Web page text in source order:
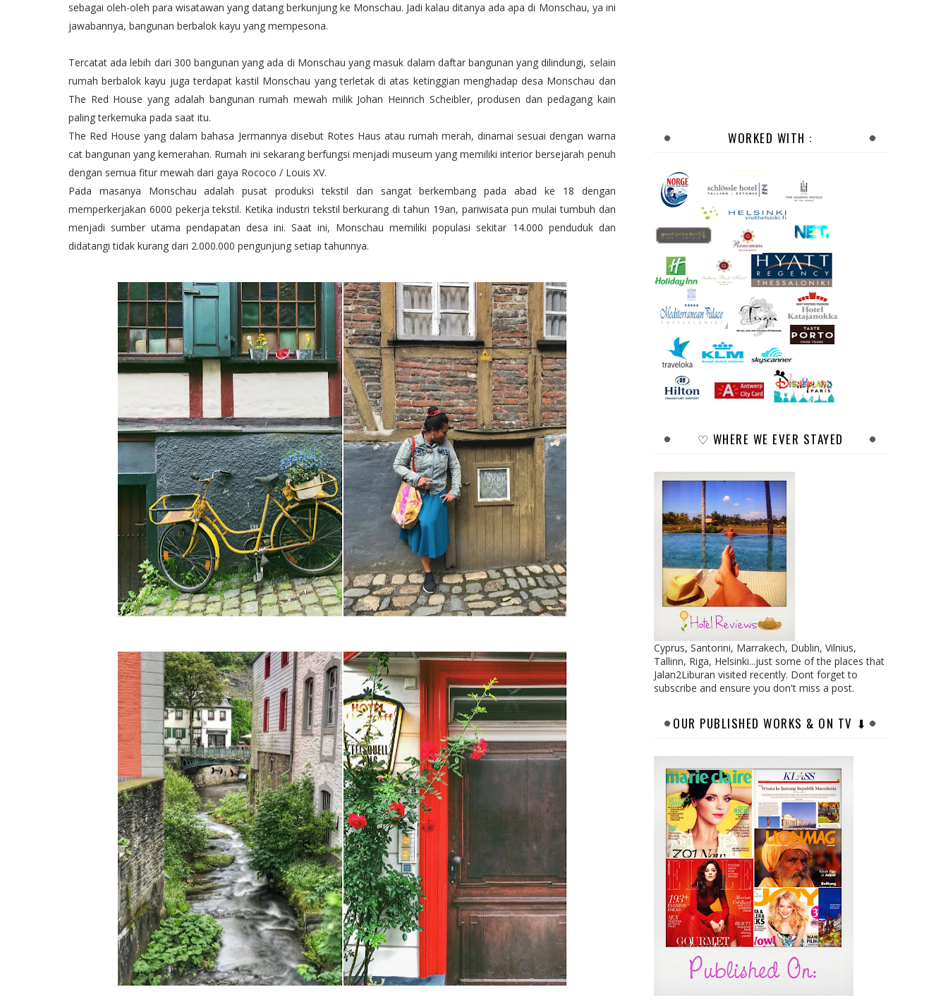
sebagai oleh-oleh para wisatawan yang datang berkunjung ke Monschau. Jadi kalau ditanya ada apa di Monschau, ya ini
jawabannya, bangunan berbalok kayu yang mempesona.
Tercatat ada lebih dari 300 bangunan yang ada di Monschau yang masuk dalam daftar bangunan yang dilindungi, selain
rumah berbalok kayu juga terdapat kastil Monschau yang terletak di atas ketinggian menghadap desa Monschau dan
The Red House yang adalah bangunan rumah mewah milik Johan Heinrich Scheibler, produsen dan pedagang kain
paling terkemuka pada saat itu.
The Red House yang dalam bahasa Jermannya disebut Rotes Haus atau rumah merah, dinamai sesuai dengan warna
cat bangunan yang kemerahan. Rumah ini sekarang berfungsi menjadi museum yang memiliki interior bersejarah penuh
dengan semua fitur mewah dari gaya Rococo / Louis XV.
Pada masanya Monschau adalah pusat produksi tekstil dan sangat berkembang pada abad ke 18 dengan
memperkerjakan 6000 pekerja tekstil. Ketika industri tekstil berkurang di tahun 19an, pariwisata pun mulai tumbuh dan
menjadi sumber utama pendapatan desa ini. Saat ini, Monschau memiliki populasi sekitar 14.000 penduduk dan
didatangi tidak kurang dari 2.000.000 pengunjung setiap tahunnya.
WORKED WITH :
♡ WHERE WE EVER STAYED
Cyprus, Santorini, Marrakech, Dublin, Vilnius,
Tallinn, Riga, Helsinki...just some of the places that
Jalan2Liburan visited recently. Dont forget to
subscribe and ensure you don't miss a post.
OUR PUBLISHED WORKS & ON TV ⬇︎